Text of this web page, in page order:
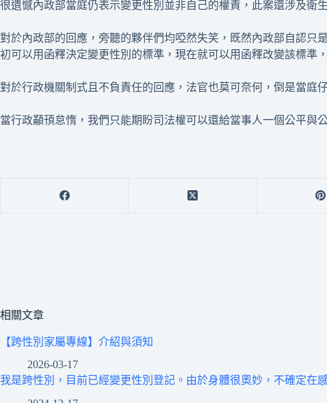
很遺憾內政部當庭仍表示變更性別並非自己的權責，此案還涉及
對於內政部的回應，旁聽的夥伴們均啞然失笑，既然內政部自認只
初可以用函釋決定變更性別的標準，現在就可以用函釋改變該標準
對於行政機關制式且不負責任的回應，法官也莫可奈何，倒是當庭
當行政顢頇怠惰，我們只能期盼司法權可以還給當事人一個公平與
相關文章
【跨性別家屬專線】介紹與須知
2026-03-17
我是跨性別，目前已經變更性別登記。由於身體很奧妙，不確定在